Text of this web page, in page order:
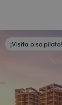
¡Visita piso piloto!